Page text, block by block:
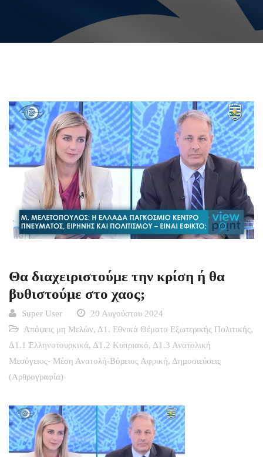
Θα διαχειριστούμε την κρίση ή θα
βυθιστούμε στο χαος;
Super User
20 Αυγούστου 2024
Απόψεις μη Μελών, Δ1. Εθνικά Θέματα Εξωτερικής Πολιτικής,
Δ1.1 Ελληνοτουρκικά, Δ1.2 Κυπριακό, Δ1.3 Ανατολική
Μεσόγειος- Μέση Ανατολή-Βόρειος Αφρική, Δημοσιεύσεις
(Αρθρογραφία)